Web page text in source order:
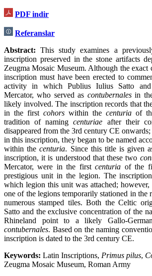
PDF indir
Referanslar
Abstract: This study examines a
inscription preserved in the stone artifacts
Zeugma Mosaic Museum. Although the exact
inscription must have been erected to
activity in which Publius Iulius Satto
Mercator, who served as contubernalesin
likely involved. The inscription records that
in the first cohors within the centuria of
tradition of namingcenturiae after their
disappeared from the 3rd century CE onwards;
in this inscription, they began to be named
within thecenturia. Since this title is given
inscription, it is understood that these two
Mercator, were in the firstcenturia of the
prestigious unit in the legion. The
which legion this unit was attached;
one of the legions temporarily stationed in the
numerous stamped tiles. Both the Celtic
Satto and the exclusive concentration of the
Rhineland point to a likely Gallo-
contubernales. Based on the naming
inscription is dated to the 3rd century CE.
Keywords: Latin Inscriptions, Primus pilus,
Zeugma Mosaic Museum, Roman Army